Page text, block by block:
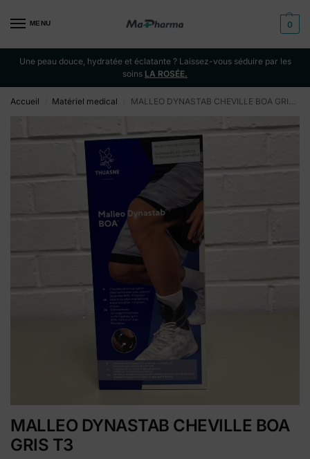
MENU 0
Une peau douce, hydratée et éclatante ? Laissez-vous séduire par les
soins LA ROSÉE.
Accueil Matériel medical MALLEO DYNASTAB CHEVILLE BOA GRIS T3
MALLEO DYNASTAB CHEVILLE BOA
GRIS T3